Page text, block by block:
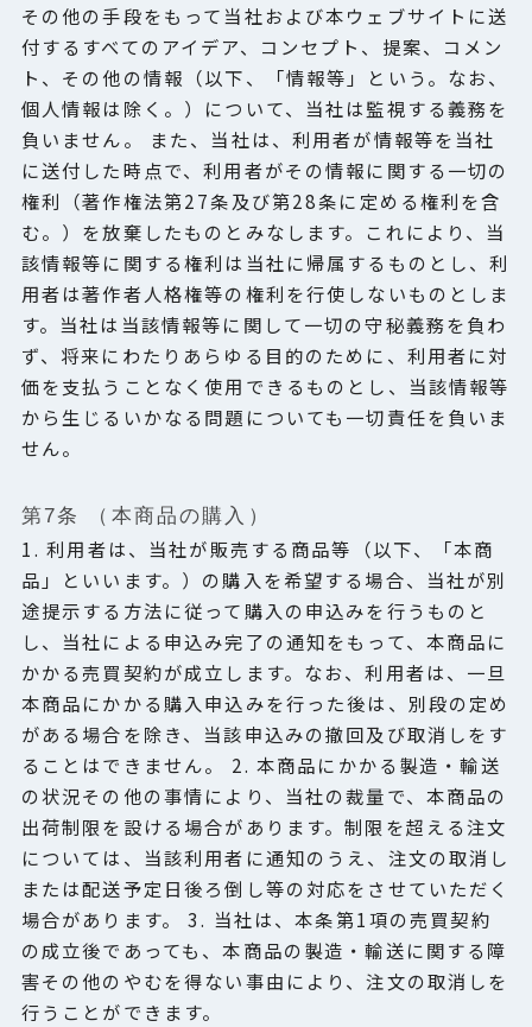
その他の手段をもって当社および本ウェブサイトに送
付するすべてのアイデア、コンセプト、提案、コメン
ト、その他の情報（以下、「情報等」という。なお、
個人情報は除く。）について、当社は監視する義務を
負いません。 また、当社は、利用者が情報等を当社
に送付した時点で、利用者がその情報に関する一切の
権利（著作権法第27条及び第28条に定める権利を含
む。）を放棄したものとみなします。これにより、当
該情報等に関する権利は当社に帰属するものとし、利
用者は著作者人格権等の権利を行使しないものとしま
す。当社は当該情報等に関して一切の守秘義務を負わ
ず、将来にわたりあらゆる目的のために、利用者に対
価を支払うことなく使用できるものとし、当該情報等
から生じるいかなる問題についても一切責任を負いま
せん。
第7条 （本商品の購入）
1. 利用者は、当社が販売する商品等（以下、「本商
品」といいます。）の購入を希望する場合、当社が別
途提示する方法に従って購入の申込みを行うものと
し、当社による申込み完了の通知をもって、本商品に
かかる売買契約が成立します。なお、利用者は、一旦
本商品にかかる購入申込みを行った後は、別段の定め
がある場合を除き、当該申込みの撤回及び取消しをす
ることはできません。 2. 本商品にかかる製造・輸送
の状況その他の事情により、当社の裁量で、本商品の
出荷制限を設ける場合があります。制限を超える注文
については、当該利用者に通知のうえ、注文の取消し
または配送予定日後ろ倒し等の対応をさせていただく
場合があります。 3. 当社は、本条第1項の売買契約
の成立後であっても、本商品の製造・輸送に関する障
害その他のやむを得ない事由により、注文の取消しを
行うことができます。